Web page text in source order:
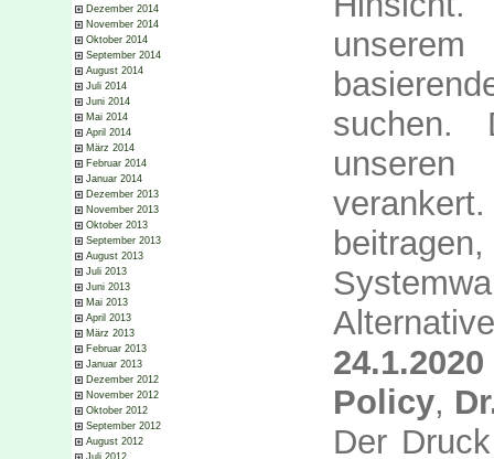
Dezember 2014
November 2014
Oktober 2014
September 2014
August 2014
Juli 2014
Juni 2014
Mai 2014
April 2014
März 2014
Februar 2014
Januar 2014
Dezember 2013
November 2013
Oktober 2013
September 2013
August 2013
Juli 2013
Juni 2013
Mai 2013
April 2013
März 2013
Februar 2013
Januar 2013
Dezember 2012
November 2012
Oktober 2012
September 2012
August 2012
Juli 2012
suchen.
unseren
24.1.2020
Policy,
Der